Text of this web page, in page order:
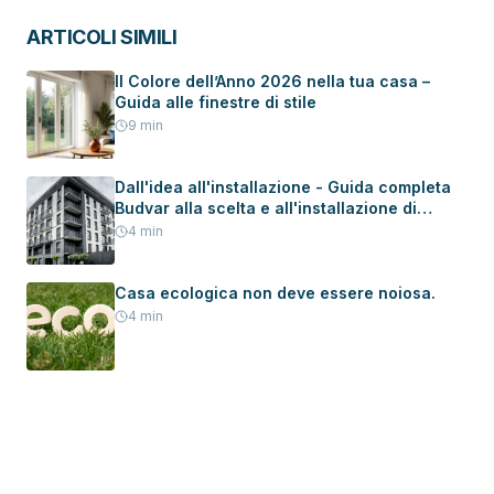
ARTICOLI SIMILI
Il Colore dell’Anno 2026 nella tua casa –
Guida alle finestre di stile
9 min
Dall'idea all'installazione - Guida completa
Budvar alla scelta e all'installazione di
serramenti in una nuova casa
4 min
Casa ecologica non deve essere noiosa.
4 min